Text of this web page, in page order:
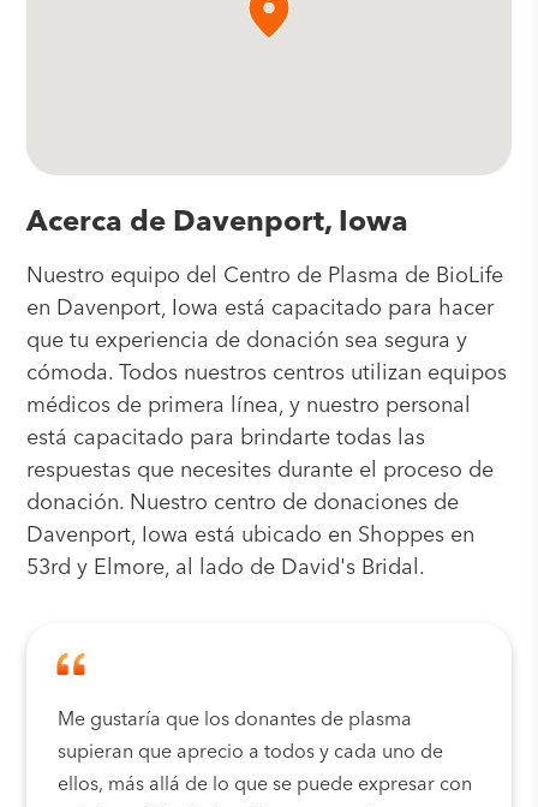
Acerca de Davenport, Iowa
Nuestro equipo del Centro de Plasma de BioLife
en Davenport, Iowa está capacitado para hacer
que tu experiencia de donación sea segura y
cómoda. Todos nuestros centros utilizan equipos
médicos de primera línea, y nuestro personal
está capacitado para brindarte todas las
respuestas que necesites durante el proceso de
donación. Nuestro centro de donaciones de
Davenport, Iowa está ubicado en Shoppes en
53rd y Elmore, al lado de David's Bridal.
Me gustaría que los donantes de plasma
supieran que aprecio a todos y cada uno de
ellos, más allá de lo que se puede expresar con